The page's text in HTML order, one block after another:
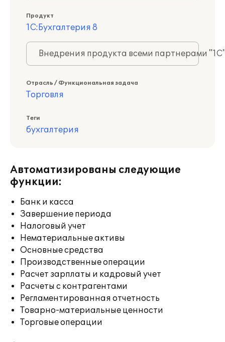
Продукт
1С:Бухгалтерия 8
Внедрения продукта всеми партнерами
Отрасль / Функциональная задача
Торговля
Теги
бухгалтерия
Автоматизированы следующие
функции:
Банк и касса
Завершение периода
Налоговый учет
Нематериальные активы
Основные средства
Производственные операции
Расчет зарплаты и кадровый учет
Расчеты с контрагентами
Регламентированная отчетность
Товарно-материальные ценности
Торговые операции